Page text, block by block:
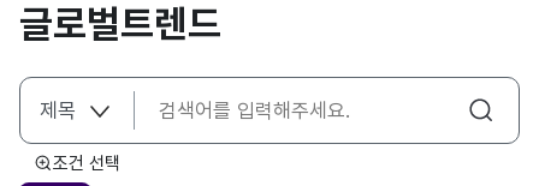
계
글로벌트렌드
조건 선택